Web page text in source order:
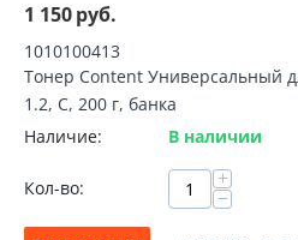
1 150руб.
1010100413
Тонер Content Универсальный
1.2, C, 200 г, банка
Наличие:
В наличии
Кол-во: +
−